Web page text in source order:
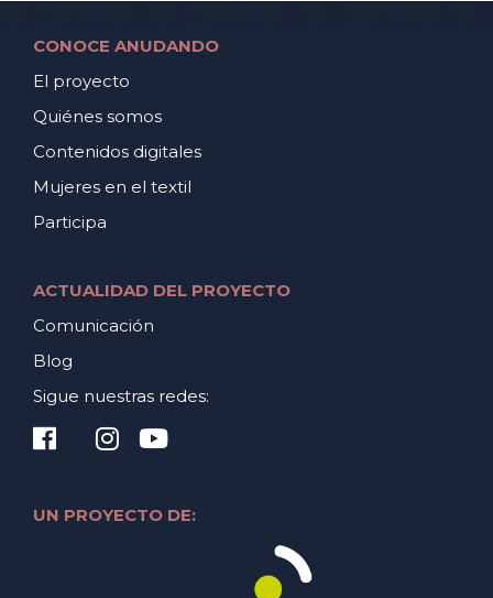
CONOCE ANUDANDO
El proyecto
Quiénes somos
Contenidos digitales
Mujeres en el textil
Participa
ACTUALIDAD DEL PROYECTO
Comunicación
Blog
Sigue nuestras redes:
UN PROYECTO DE: